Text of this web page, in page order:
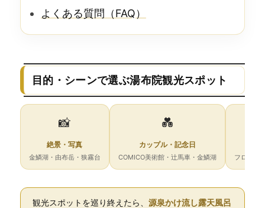
よくある質問（FAQ）
目的・シーンで選ぶ湯布院観光スポット
📸
絶景・写真
金鱗湖・由布岳・狭霧台
💑
カップル・記念日
COMICO美術館・辻馬車・金鱗湖 フローラ
観光スポットを巡り終えたら、 源泉かけ流し露天風呂